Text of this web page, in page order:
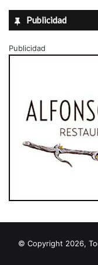
Publicidad
Publicidad
© Copyright 2026,